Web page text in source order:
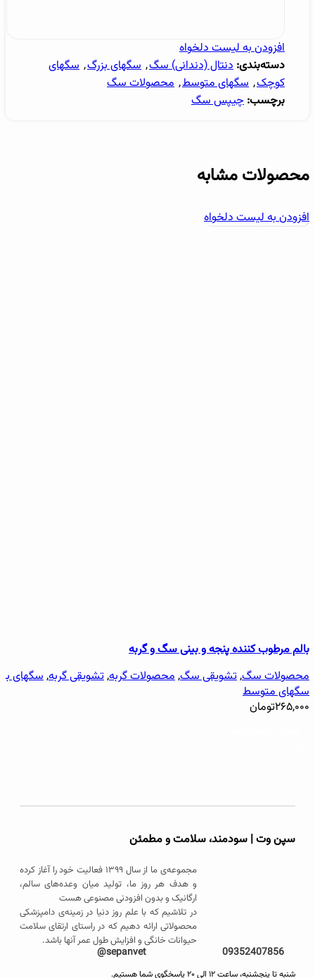
افزودن به لیست دلخواه
دسته‌بندی: دنتال (دندانی) سگ, سگهای بزرگ, سگهای
کوچک, سگهای متوسط, محصولات سگ
برچسب: چیپس سگ
محصولات مشابه
افزودن به لیست دلخواه
بالم مرطوب کننده پنجه و بینی سگ و گربه
محصولات سگ,تشویقی سگ,محصولات گربه,تشویقی گربه,سگهای
سگهای متوسط
۲۶۵,۰۰۰تومان
سپن وت | سودمند، سلامت و مطمئن
مجموعه‌ی ما از سال ۱۳۹۹ فعالیت خود را آغاز کرده
و هدف هر روز ما، تولید میان وعده‌های سالم،
ارگانیک و بدون افزودنی مصنوعی هست
در تلاشیم که با علم روز دنیا در زمینه‌ی دامپزشکی
محصولاتی ارائه دهیم که در راستای ارتقای سلامت
حیوانات خانگی و افزایش طول عمر آنها باشد.
09352407856
sepanvet@
شنبه تا پنجشنبه، ساعت ۱۲ الی ۲۰ پاسخگوی شما هستیم.